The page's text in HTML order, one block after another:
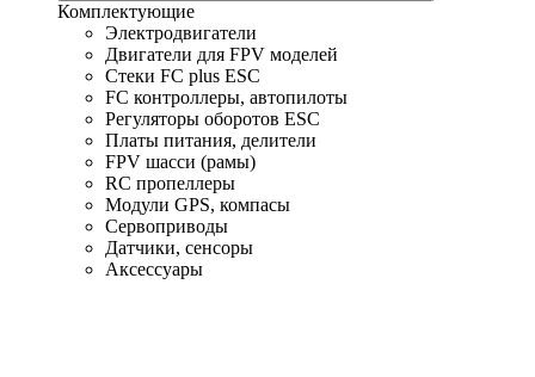
Комплектующие
Электродвигатели
Двигатели для FPV моделей
Стеки FC plus ESC
FC контроллеры, автопилоты
Регуляторы оборотов ESC
Платы питания, делители
FPV шасси (рамы)
RC пропеллеры
Модули GPS, компасы
Сервоприводы
Датчики, сенсоры
Аксессуары